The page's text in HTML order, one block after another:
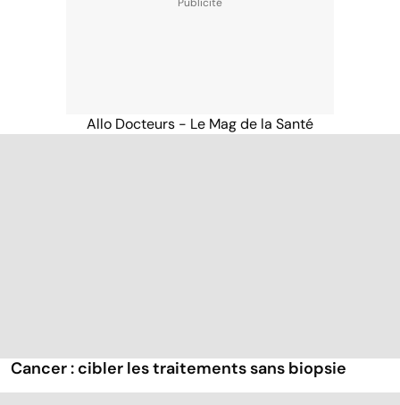
Allo Docteurs - Le Mag de la Santé
Cancer : cibler les traitements sans biopsie